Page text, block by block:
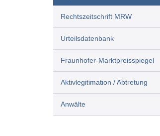
Rechtszeitschrift MRW
Urteilsdatenbank
Fraunhofer-Marktpreisspiegel
Aktivlegitimation / Abtretung
Anwälte